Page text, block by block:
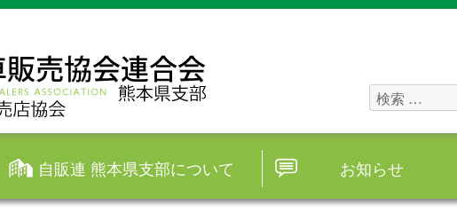
検
象:
自販連 熊本県支部について お知らせ